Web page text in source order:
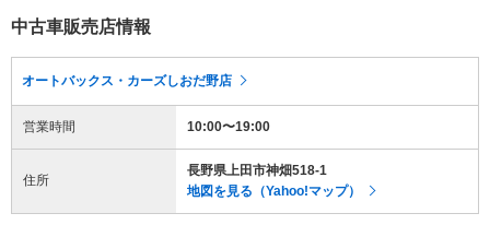
中古車販売店情報
オートバックス・カーズしおだ野店
営業時間 10:00〜19:00
住所
長野県上田市神畑518-1
地図を見る（Yahoo!マップ）